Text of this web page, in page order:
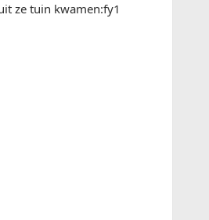
ze tuin kwamen:fy1